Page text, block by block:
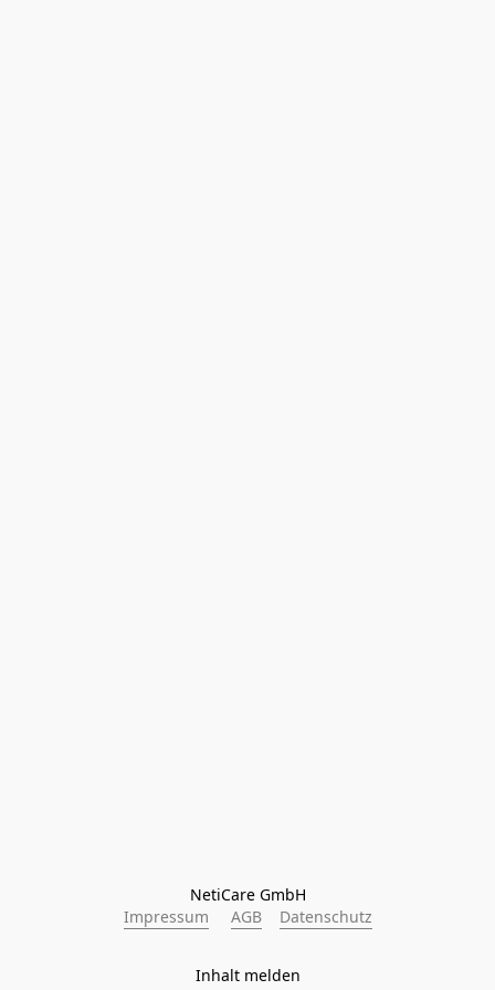
NetiCare GmbH
Impressum
AGB Datenschutz
Inhalt melden